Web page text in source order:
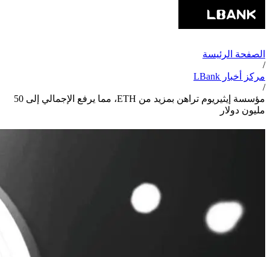
الصفحة الرئيسة
/
مركز أخبار LBank
/
مؤسسة إيثيريوم تراهن بمزيد من ETH، مما يرفع الإجمالي إلى 50
مليون دولار